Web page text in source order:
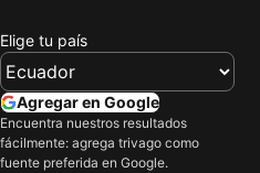
Hoteles en El Caribe
Hoteles en Tumbes
Hoteles en San Cristóbal
Elige tu país
Agregar en Google
Encuentra nuestros resultados
fácilmente: agrega trivago como
fuente preferida en Google.